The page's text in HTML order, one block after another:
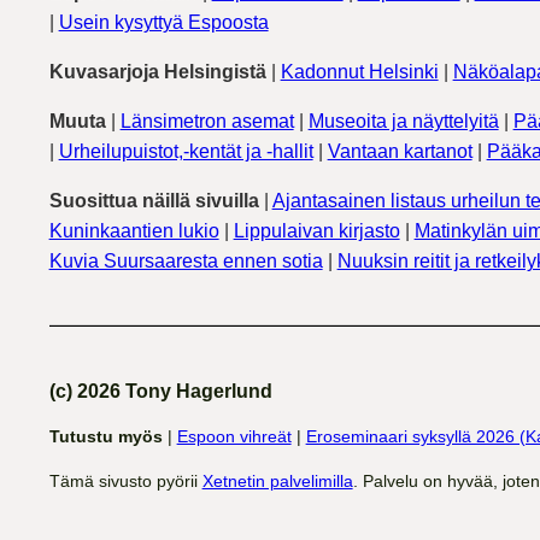
Usein kysyttyä Espoosta
Kuvasarjoja Helsingistä| Kadonnut Helsinki
Muuta| Länsimetron asemat| Museoita ja näyttelyitä
Urheilupuistot,-kentät ja -hallit| Vantaan kartanot|
Suosittua näillä sivuilla| Ajantasainen listaus urheilun
Kuninkaantien lukio| Lippulaivan kirjasto|
Matinkylän
Kuvia Suursaaresta ennen sotia
Nuuksin reitit ja
(c) 2026 Tony Hagerlund
Tutustu myös| Espoon vihreät| Eroseminaari syksyllä 2026
Tämä sivusto pyörii Xetnetin palvelimilla . Palvelu on hyvää,